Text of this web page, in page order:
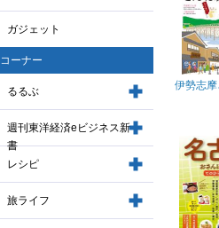
ガジェット
コーナー
るるぶ
週刊東洋経済eビジネス新
書
レシピ
旅ライフ
伊勢志